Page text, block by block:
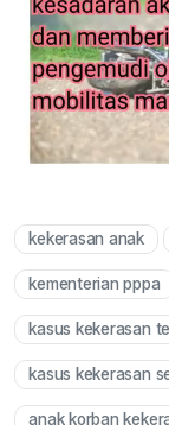
kekerasan anak
kementerian pppa
kasus kekerasan
kasus kekerasan
anak korban